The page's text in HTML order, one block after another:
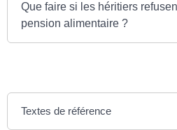
Que faire si les héritiers
pension alimentaire ?
Textes de référence